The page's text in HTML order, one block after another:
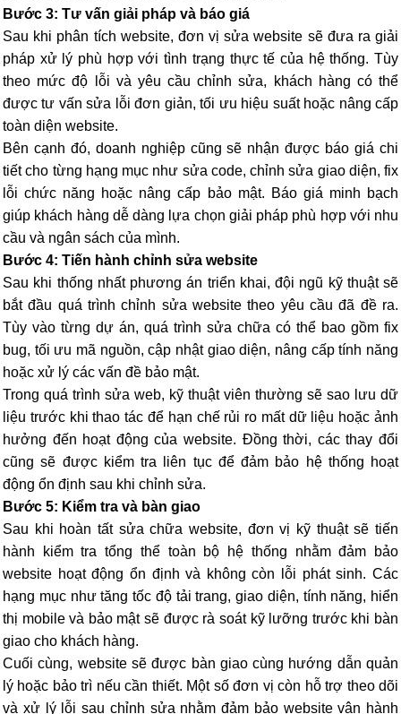
Bước 3: Tư vấn giải pháp và báo giá
Sau khi phân tích website, đơn vị sửa website sẽ đưa ra giải
pháp xử lý phù hợp với tình trạng thực tế của hệ thống. Tùy
theo mức độ lỗi và yêu cầu chỉnh sửa, khách hàng có thể
được tư vấn sửa lỗi đơn giản, tối ưu hiệu suất hoặc nâng cấp
toàn diện website.
Bên cạnh đó, doanh nghiệp cũng sẽ nhận được báo giá chi
tiết cho từng hạng mục như sửa code, chỉnh sửa giao diện, fix
lỗi chức năng hoặc nâng cấp bảo mật. Báo giá minh bạch
giúp khách hàng dễ dàng lựa chọn giải pháp phù hợp với nhu
cầu và ngân sách của mình.
Bước 4: Tiến hành chỉnh sửa website
Sau khi thống nhất phương án triển khai, đội ngũ kỹ thuật sẽ
bắt đầu quá trình chỉnh sửa website theo yêu cầu đã đề ra.
Tùy vào từng dự án, quá trình sửa chữa có thể bao gồm fix
bug, tối ưu mã nguồn, cập nhật giao diện, nâng cấp tính năng
hoặc xử lý các vấn đề bảo mật.
Trong quá trình sửa web, kỹ thuật viên thường sẽ sao lưu dữ
liệu trước khi thao tác để hạn chế rủi ro mất dữ liệu hoặc ảnh
hưởng đến hoạt động của website. Đồng thời, các thay đổi
cũng sẽ được kiểm tra liên tục để đảm bảo hệ thống hoạt
động ổn định sau khi chỉnh sửa.
Bước 5: Kiểm tra và bàn giao
Sau khi hoàn tất sửa chữa website, đơn vị kỹ thuật sẽ tiến
hành kiểm tra tổng thể toàn bộ hệ thống nhằm đảm bảo
website hoạt động ổn định và không còn lỗi phát sinh. Các
hạng mục như tăng tốc độ tải trang, giao diện, tính năng, hiển
thị mobile và bảo mật sẽ được rà soát kỹ lưỡng trước khi bàn
giao cho khách hàng.
Cuối cùng, website sẽ được bàn giao cùng hướng dẫn quản
lý hoặc bảo trì nếu cần thiết. Một số đơn vị còn hỗ trợ theo dõi
và xử lý lỗi sau chỉnh sửa nhằm đảm bảo website vận hành